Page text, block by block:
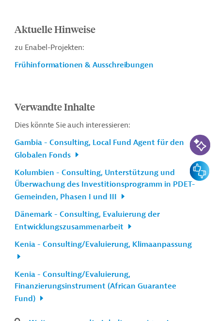
Aktuelle Hinweise
zu Enabel-Projekten:
Frühinformationen & Ausschreibungen
Verwandte Inhalte
Dies könnte Sie auch interessieren:
Gambia - Consulting, Local Fund Agent für den
Globalen Fonds
Kolumbien - Consulting, Unterstützung und
Überwachung des Investitionsprogramm in PDET-
Gemeinden, Phasen I und III
Dänemark - Consulting, Evaluierung der
Entwicklungszusammenarbeit
Kenia - Consulting/Evaluierung, Klimaanpassung
Kenia - Consulting/Evaluierung,
Finanzierungsinstrument (African Guarantee
Fund)
KI-